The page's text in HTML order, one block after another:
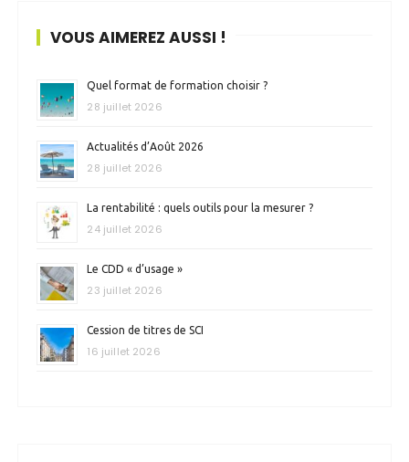
VOUS AIMEREZ AUSSI !
Quel format de formation choisir ?
28 juillet 2026
Actualités d’Août 2026
28 juillet 2026
La rentabilité : quels outils pour la mesurer ?
24 juillet 2026
Le CDD « d’usage »
23 juillet 2026
Cession de titres de SCI
16 juillet 2026